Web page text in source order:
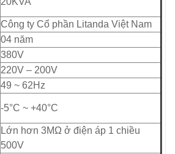
Công ty Cổ phần Litanda Việt Nam
04 năm
380V
220V – 200V
49 ~ 62Hz
-5°C ~ +40°C
Lớn hơn 3MΩ ở điện áp 1 chiều
500V